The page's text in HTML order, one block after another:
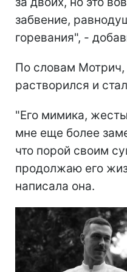
забвение,
горевания", -
По словам
растворился и
"Его мимика,
мне еще более
что порой своим
продолжаю его
написала она.